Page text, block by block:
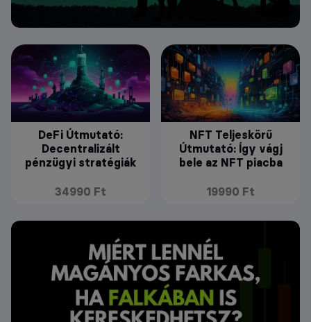
DeFi Útmutató:
Decentralizált
pénzügyi stratégiák
34990 Ft
NFT Teljeskörű
Útmutató: Így vágj
bele az NFT piacba
19990 Ft